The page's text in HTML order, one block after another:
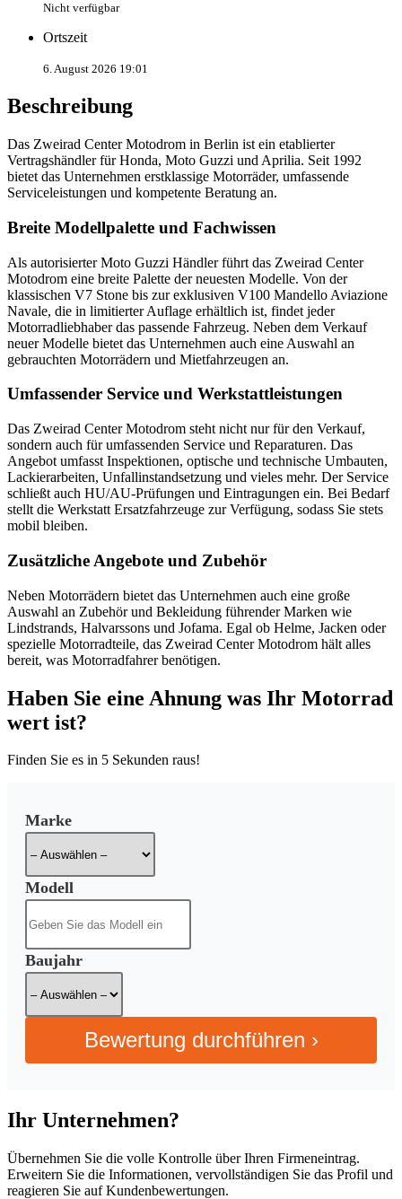
Nicht verfügbar
Ortszeit
6. August 2026 19:01
Beschreibung
Das Zweirad Center Motodrom in Berlin ist ein etablierter
Vertragshändler für Honda, Moto Guzzi und Aprilia. Seit 1992
bietet das Unternehmen erstklassige Motorräder, umfassende
Serviceleistungen und kompetente Beratung an.
Breite Modellpalette und Fachwissen
Als autorisierter Moto Guzzi Händler führt das Zweirad Center
Motodrom eine breite Palette der neuesten Modelle. Von der
klassischen V7 Stone bis zur exklusiven V100 Mandello Aviazione
Navale, die in limitierter Auflage erhältlich ist, findet jeder
Motorradliebhaber das passende Fahrzeug. Neben dem Verkauf
neuer Modelle bietet das Unternehmen auch eine Auswahl an
gebrauchten Motorrädern und Mietfahrzeugen an.
Umfassender Service und Werkstattleistungen
Das Zweirad Center Motodrom steht nicht nur für den Verkauf,
sondern auch für umfassenden Service und Reparaturen. Das
Angebot umfasst Inspektionen, optische und technische Umbauten,
Lackierarbeiten, Unfallinstandsetzung und vieles mehr. Der Service
schließt auch HU/AU-Prüfungen und Eintragungen ein. Bei Bedarf
stellt die Werkstatt Ersatzfahrzeuge zur Verfügung, sodass Sie stets
mobil bleiben.
Zusätzliche Angebote und Zubehör
Neben Motorrädern bietet das Unternehmen auch eine große
Auswahl an Zubehör und Bekleidung führender Marken wie
Lindstrands, Halvarssons und Jofama. Egal ob Helme, Jacken oder
spezielle Motorradteile, das Zweirad Center Motodrom hält alles
bereit, was Motorradfahrer benötigen.
Haben Sie eine Ahnung was Ihr Motorrad
wert ist?
Finden Sie es in 5 Sekunden raus!
Marke
Modell
Baujahr
Bewertung durchführen ›
Ihr Unternehmen?
Übernehmen Sie die volle Kontrolle über Ihren Firmeneintrag.
Erweitern Sie die Informationen, vervollständigen Sie das Profil und
reagieren Sie auf Kundenbewertungen.